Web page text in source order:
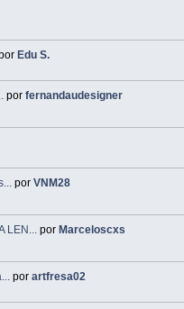
Edu S.
porfernandaudesigner
porVNM28
LEN... por Marceloscxs
porartfresa02